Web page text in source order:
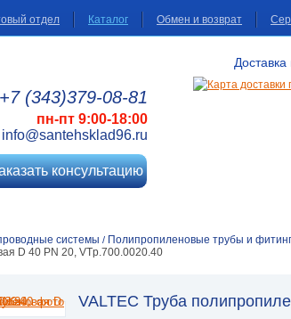
отдел Каталог Обмен и возврат
+7 (343)379-08-81
пн-пт 9:00-18:00
info@santehsklad96.ru
консультацию
системы / Полипропиленовые трубы и
D 40 PN 20, VTp.700.0020.40
VALTEC Труба